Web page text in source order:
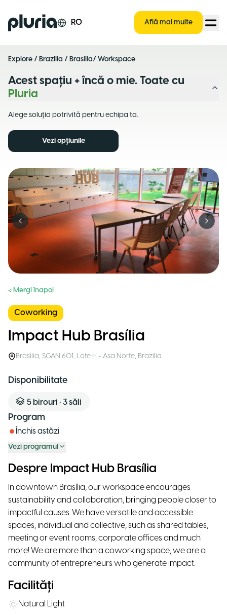
Logo Pluria RO Află mai multe
Explore / Brazilia / Brasilia/ Workspace
Acest spațiu + încă o mie. Toate cu
Pluria
Alege soluția potrivită pentru echipa ta.
Vezi opțiunile
Previous slide Next
< Mergi înapoi
Coworking
Impact Hub Brasília
Brasilia, SGAN 601, Lote H - Asa Norte, Brazilia
Disponibilitate
5 birouri • 3săli
Program
Închis astăzi
Vezi programul
Despre Impact Hub Brasília
In downtown Brasília, our workspace encourages
sustainability and collaboration, bringing people closer to
impactful causes. We have versatile and accessible
spaces, individual and collective, such as shared tables,
meeting or event rooms, corporate offices and much
more! We are more than a coworking space, we are a
community of entrepreneurs who generate impact.
Facilități
Natural Light